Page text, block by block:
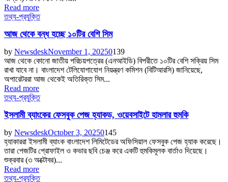
Read more
তথ্য-প্রযুক্তি
আজ থেকে বন্ধ হচ্ছে ১০টির বেশি সিম
by NewsdeskNovember 1, 20250139
আজ থেকে কোনো জাতীয় পরিচয়পত্রের (এনআইডি) বিপরীতে ১০টির বেশি সক্রিয় সিম
রাখা যাবে না। বাংলাদেশ টেলিযোগাযোগ নিয়ন্ত্রণ কমিশন (বিটিআরসি) জানিয়েছে,
অপারেটররা আজ থেকেই অতিরিক্ত সিম...
Read more
তথ্য-প্রযুক্তি
ইসলামী ব্যাংকের ফেসবুক পেজ হ্যাকড, ওয়েবসাইটে হামলার হুমকি
by NewsdeskOctober 3, 20250145
হ্যাকাররা ইসলামী ব্যাংক বাংলাদেশ লিমিটেডের অফিসিয়াল ফেসবুক পেজ হ্যাক করেছে।
তারা পেজটির প্রোফাইল ও কভার ছবি চেঞ্জ করে একটি হুমকিমূলক বার্তাও দিয়েছে।
শুক্রবার (৩ অক্টোবর)...
Read more
তথ্য-প্রযুক্তি